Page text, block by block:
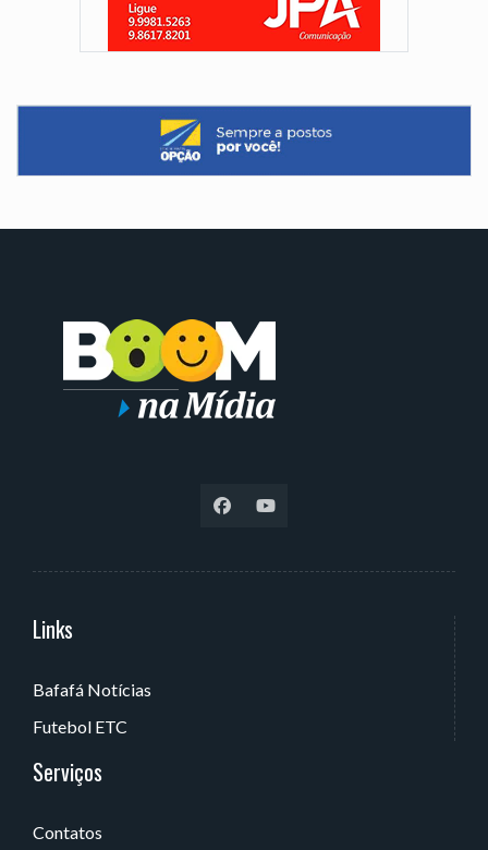
Links
Bafafá Notícias
Futebol ETC
Serviços
Contatos
Serviços